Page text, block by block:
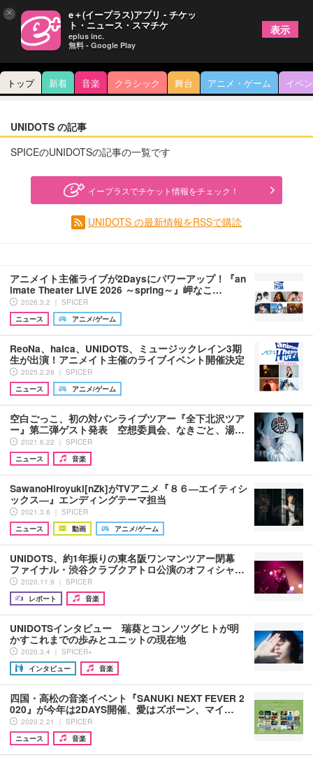
トップ 新着 音楽 クラシック 舞台 アニメ・ゲーム イベ
UNIDOTS の記事
SPICEのUNIDOTSの記事の一覧です
イープラスでチケット情報をチェック！
UNIDOTS の最新情報をRSSで購読
アニメイト主催ライブが2Daysにパワーアップ！『an
imate Theater LIVE 2026 ～spring～』岬なこ…
2026.3.2 ｜ SPICER
ニュース
アニメ/ゲーム
ReoNa、halca、UNIDOTS、ミュージックレイン3期
生が出演！アニメイト主催のライブイベント開催決定
2025.2.28 ｜ SPICER
ニュース
アニメ/ゲーム
空白ごっこ、初の対バンライブツアー『全下北沢ツア
ー』第二弾ゲスト発表 空想委員会、なきごと、湯…
2021.6.22 ｜ SPICER
ニュース
音楽
SawanoHiroyuki[nZk]がTVアニメ『８６―エイティシ
ックス―』エンディングテーマ担当
2021.3.6 ｜ SPICER
ニュース
動画 アニメ/ゲーム
UNIDOTS、約1年振りの東名阪ワンマンツアー閉幕
ファイナル・渋谷クラブクアトロ公演のオフィシャ…
2020.11.9 ｜ SPICER
レポート
音楽
UNIDOTSインタビュー 瑞葵とコンノツグヒトが明
かすこれまでの歩みとユニットの現在地
2020.3.4 ｜ SPICER+
インタビュー
音楽
四国・高松の音楽イベント『SANUKI NEXT FEVER 2
020』が今年は2DAYS開催、愛はズボーン、マイ…
2020.2.21 ｜ SPICER
ニュース
音楽
× e＋(イープラス)アプリ - チケッ
ト・ニュース・スマチケ
eplus inc.
無料 - Google Play
表示